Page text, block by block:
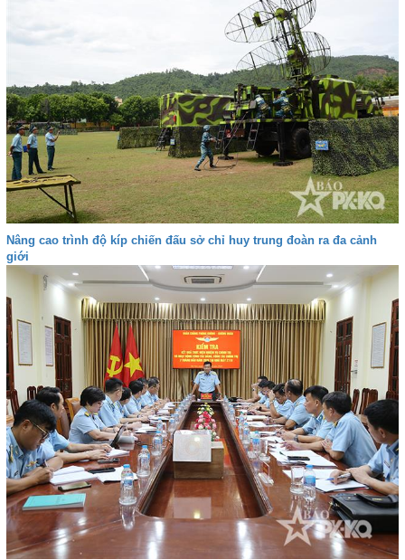
Nâng cao trình độ kíp chiến đấu sở chỉ huy trung đoàn ra đa cảnh
giới